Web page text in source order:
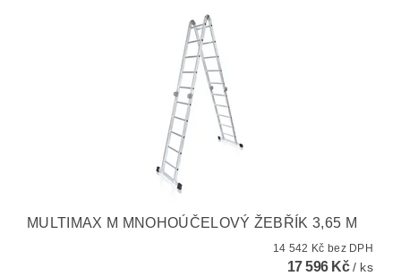
MULTIMAX M MNOHOÚČELOVÝ ŽEBŘÍK 3,65 M
14 542 Kč bez DPH
17 596 Kč/ ks